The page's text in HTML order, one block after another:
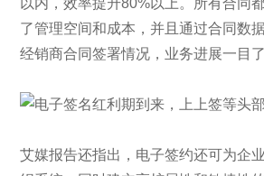
以内，效率提升80%以上。所有合同
了管理空间和成本，并且通过合同数
经销商合同签署情况，业务进展一目了
艾媒报告还指出，电子签约还可为企